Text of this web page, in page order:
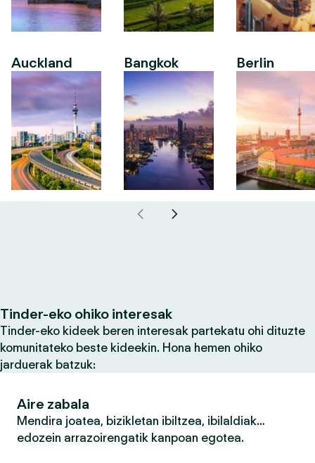
Auckland Bangkok Berlin
Tinder-eko ohiko interesak
Tinder-eko kideek beren interesak partekatu ohi dituzte
komunitateko beste kideekin. Hona hemen ohiko
jarduerak batzuk:
Aire zabala
Mendira joatea, bizikletan ibiltzea, ibilaldiak…
edozein arrazoirengatik kanpoan egotea.